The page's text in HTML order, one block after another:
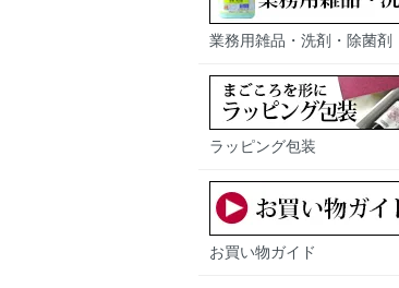
業務用雑品・洗剤・除菌剤
ラッピング包装
お買い物ガイド